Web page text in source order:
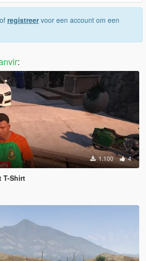
of registreervoor een account om een
:
1.100 4
T-Shirt